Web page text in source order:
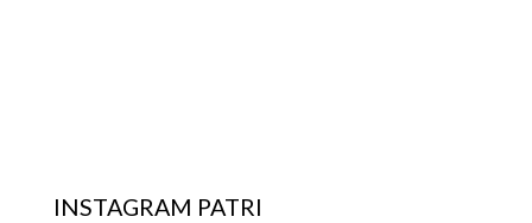
INSTAGRAM PATRI